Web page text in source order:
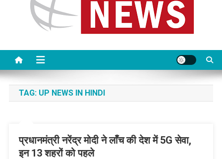
TAG: UP NEWS IN HINDI
प्रधानमंत्री नरेंद्र मोदी ने लाँच की देश में 5G सेवा,
इन 13 शहरों को पहले